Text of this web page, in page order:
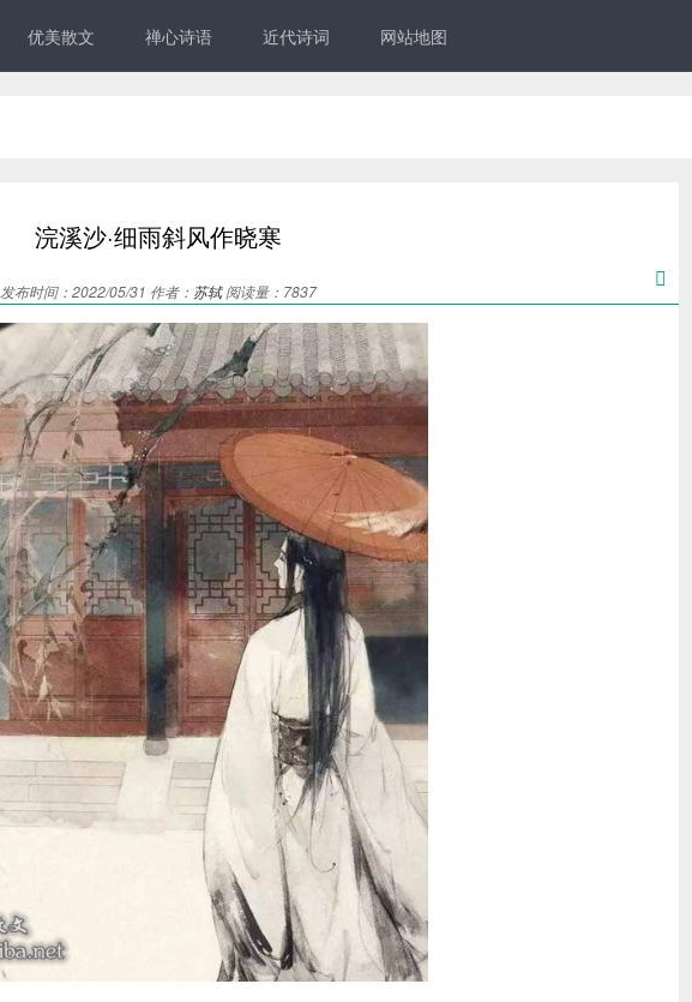
优美散文 禅心诗语 近代诗词 网站地图
浣溪沙·细雨斜风作晓寒
发布时间：2022/05/31 作者： 苏轼阅读量：7837
